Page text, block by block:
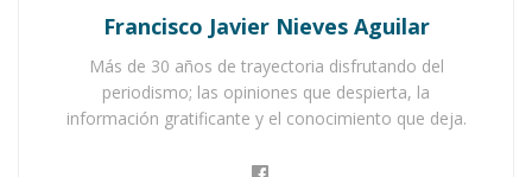
Francisco Javier Nieves Aguilar
Más de 30 años de trayectoria disfrutando del
periodismo; las opiniones que despierta, la
información gratificante y el conocimiento que deja.